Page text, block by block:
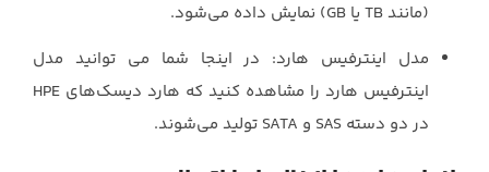
(مانند ‏TB‏ یا ‏GB‏) نمایش داده می‌شود.
مدل اینترفیس هارد: در اینجا شما می توانید مدل
در دو دسته ‏SAS‏ و ‏SATA‏ تولید می‌شوند.‏